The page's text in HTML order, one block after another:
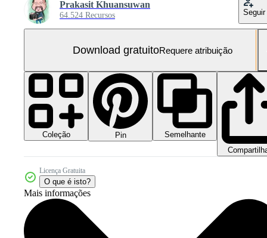
Prakasit Khuansuwan
64.524 Recursos Seguir
Download gratuitoRequere atribuição
Coleção Pin
Semelhante
Licença Gratuita
O que é isto?
Mais informações